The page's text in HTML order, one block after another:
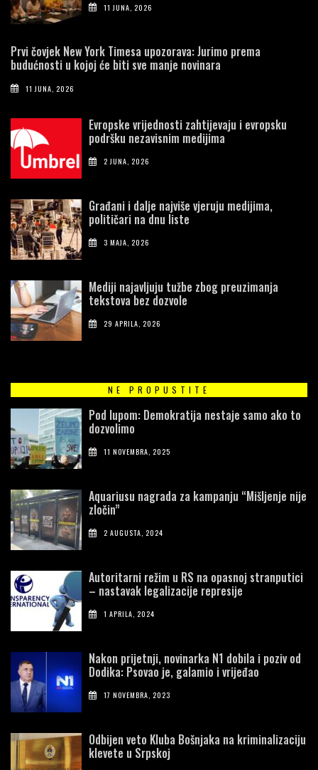
11 JUNA, 2026
Prvi čovjek New York Timesa upozorava: Jurimo prema
budućnosti u kojoj će biti sve manje novinara
11 JUNA, 2026
Evropske vrijednosti zahtijevaju i evropsku
podršku nezavisnim medijima
2 JUNA, 2026
Građani i dalje najviše vjeruju medijima,
političari na dnu liste
3 MAJA, 2026
Mediji najavljuju tužbe zbog preuzimanja
tekstova bez dozvole
29 APRILA, 2026
NE PROPUSTITE
Pod lupom: Demokratija nestaje samo ako to
dozvolimo
11 NOVEMBRA, 2025
Aquariusu nagrada za kampanju “Mišljenje nije
zločin”
2 AUGUSTA, 2024
Autoritarni režim u RS na opasnoj stranputici
– nastavak legalizacije represije
1 APRILA, 2024
Nakon prijetnji, novinarka N1 dobila i poziv od
Dodika: Psovao je, galamio i vrijeđao
17 NOVEMBRA, 2023
Odbijen veto Kluba Bošnjaka na kriminalizaciju
klevete u Srpskoj